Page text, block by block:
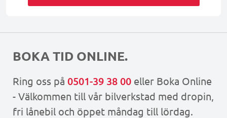
BOKA TID ONLINE.
Ring oss på 0501-39 38 00 eller Boka Online
- Välkommen till vår bilverkstad med dropin,
fri lånebil och öppet måndag till lördag.